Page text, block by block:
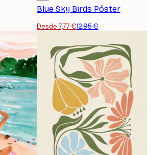
Blue Sky Birds Póster
Desde 7,77 €12,95 €